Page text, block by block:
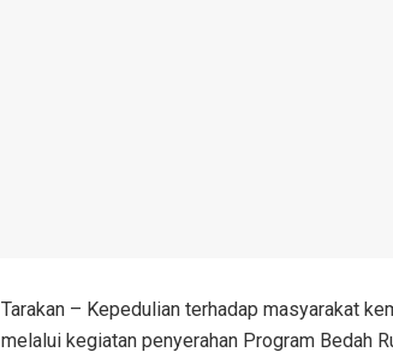
Tarakan – Kepedulian terhadap masyarakat
melalui kegiatan penyerahan Program Bedah